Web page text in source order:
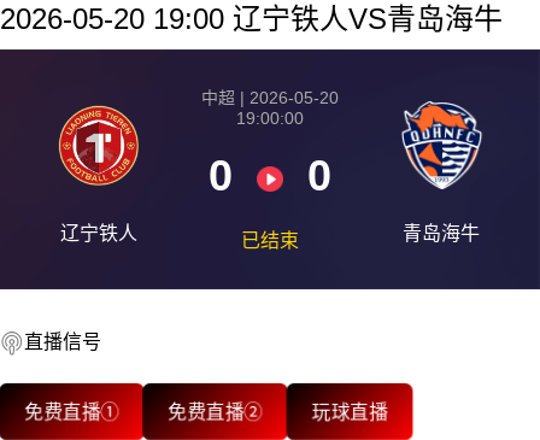
2026-05-20 19:00 辽宁铁人VS青岛海牛
辽宁铁人
中超 | 2026-05-20
19:00:00
0 0
已结束 青岛海牛
直播信号
免费直播① 免费直播② 玩球直播
2026-08-15 【中超】 辽宁铁人VS青岛海牛
2026-08-15 【中超】 辽宁铁人VS青岛海牛